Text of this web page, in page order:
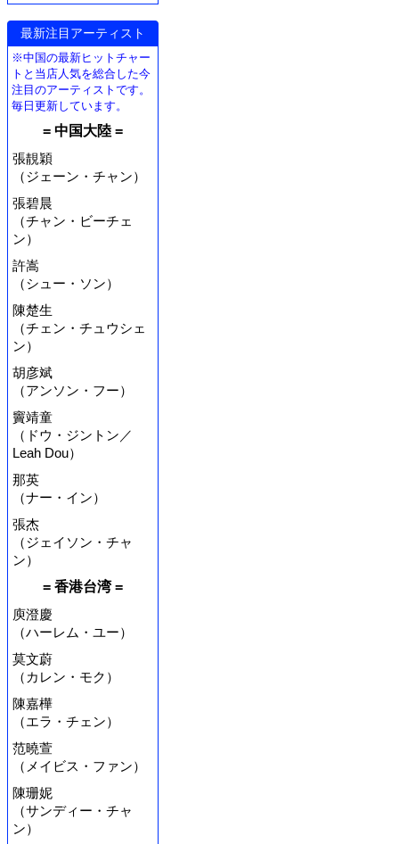
最新注目アーティスト
※中国の最新ヒットチャー
トと当店人気を総合した今
注目のアーティストです。
毎日更新しています。
= 中国大陸 =
張靚穎
（ジェーン・チャン）
張碧晨
（チャン・ビーチェ
ン）
許嵩
（シュー・ソン）
陳楚生
（チェン・チュウシェ
ン）
胡彦斌
（アンソン・フー）
竇靖童
（ドウ・ジントン／
Leah Dou）
那英
（ナー・イン）
張杰
（ジェイソン・チャ
ン）
= 香港台湾 =
庾澄慶
（ハーレム・ユー）
莫文蔚
（カレン・モク）
陳嘉樺
（エラ・チェン）
范曉萱
（メイビス・ファン）
陳珊妮
（サンディー・チャ
ン）